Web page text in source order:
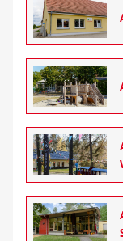
Veranstaltungen
Spenden
Mitmachen
Karriere
Ausbildung